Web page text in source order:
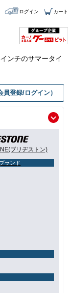
ログイン カート
ンチのサマータイ
登録/ログイン）
ブリヂストン)
ブランド